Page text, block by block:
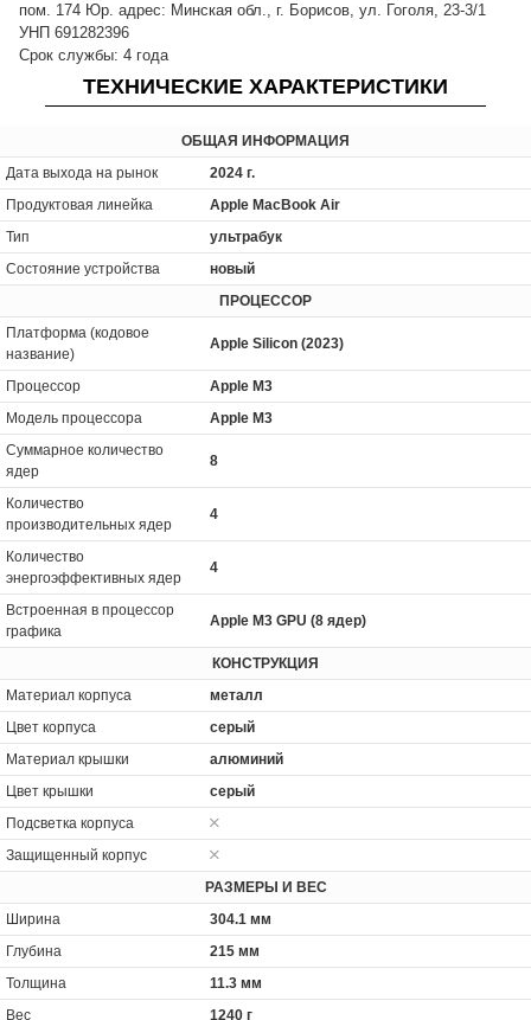
пом. 174 Юр. адрес: Минская обл., г. Борисов, ул. Гоголя, 23-3/1
УНП 691282396
Срок службы: 4 года
ТЕХНИЧЕСКИЕ ХАРАКТЕРИСТИКИ
ОБЩАЯ ИНФОРМАЦИЯ
Дата выхода на рынок
2024 г.
Продуктовая линейка
Apple MacBook Air
Тип
ультрабук
Состояние устройства
новый
ПРОЦЕССОР
Платформа (кодовое
название)
Apple Silicon (2023)
Процессор
Apple M3
Модель процессора
Apple M3
Суммарное количество
ядер
8
Количество
производительных ядер
4
Количество
энергоэффективных ядер
4
Встроенная в процессор
графика
Apple M3 GPU (8 ядер)
КОНСТРУКЦИЯ
Материал корпуса
металл
Цвет корпуса
серый
Материал крышки
алюминий
Цвет крышки
серый
Подсветка корпуса
Защищенный корпус
РАЗМЕРЫ И ВЕС
Ширина
304.1 мм
Глубина
215 мм
Толщина
11.3 мм
Вес
1240 г